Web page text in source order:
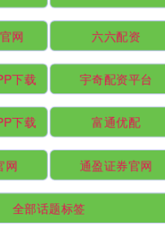
网 六六配资
下载 宇奇配资平台
下载 富通优配
网 通盈证券官网
全部话题标签